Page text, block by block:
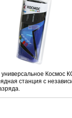
универсальное Космос
станция с